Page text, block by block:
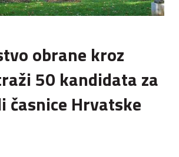
obrane kroz
50 kandidata za
časnice Hrvatske